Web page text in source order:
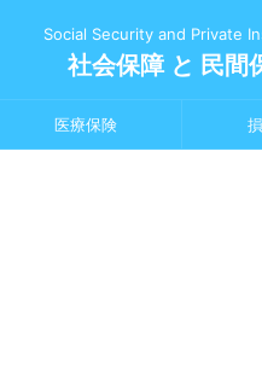
Social Security and Private
社会保障 と 民間
医療保険